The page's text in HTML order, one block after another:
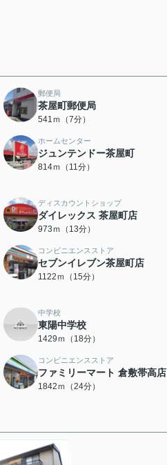
郵便局
茶屋町郵便局
541ｍ（7分）
ホームセンター
ジュンテンドー茶屋町
814ｍ（11分）
ディスカウントショップ
ダイレックス 茶屋町店
973ｍ（13分）
コンビニエンスストア
セブンイレブン茶屋町店
1122ｍ（15分）
中学校
東陽中学校
1429ｍ（18分）
コンビニエンスストア
ファミリーマート 倉敷帯高店
1842ｍ（24分）